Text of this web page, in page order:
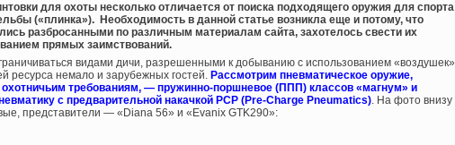
для охоты несколько отличается от поиска подходящего оружия для спорта
(«плинка»). Необходимость в данной статье возникла еще и потому, что
разбросанными по различным материалам сайта, захотелось свести их
прямых заимствований.
видами дичи, разрешенными к добыванию с использованием «воздушек»
ресурса немало и зарубежных гостей. Рассмотрим пневматическое оружие,
требованиям, — пружинно-поршневое (ППП) классов «магнум» и
с предварительной накачкой PCP (Pre-Charge Pneumatics). На фото внизу
представители — «Diana 56» и «Evanix GTK290»: